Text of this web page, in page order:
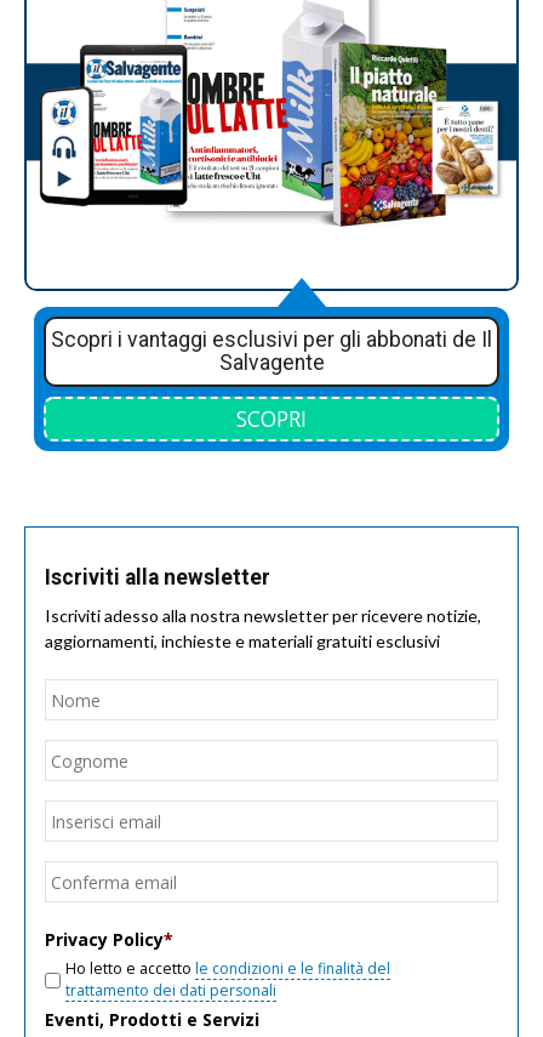
Scopri i vantaggi esclusivi per gli abbonati de Il
Salvagente
SCOPRI
Iscriviti alla newsletter
Iscriviti adesso alla nostra newsletter per ricevere notizie,
aggiornamenti, inchieste e materiali gratuiti esclusivi
Nome
Email
Privacy Policy*
Ho letto e accetto le condizioni e le finalità del
trattamento dei dati personali
Eventi, Prodotti e Servizi